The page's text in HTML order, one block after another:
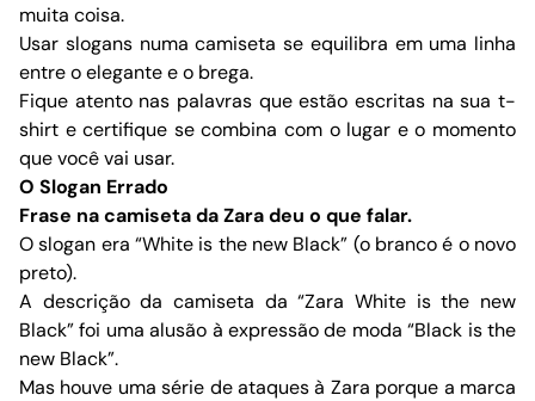
muita coisa.
Usar slogans numa camiseta se equilibra em uma linha
entre o elegante e o brega.
Fique atento nas palavras que estão escritas na sua t-
shirt e certifique se combina com o lugar e o momento
que você vai usar.
O Slogan Errado
Frase na camiseta da Zara deu o que falar.
O slogan era “White is the new Black” (o branco é o novo
preto).
A descrição da camiseta da “Zara White is the new
Black” foi uma alusão à expressão de moda “Black is the
new Black”.
Mas houve uma série de ataques à Zara porque a marca